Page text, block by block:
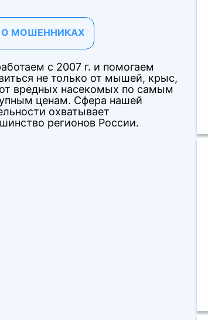
О МОШЕННИКАХ
с 2007 г. и помогаем
не только от мышей, крыс,
вредных насекомых по самым
ценам. Сфера нашей
охватывает
регионов России.